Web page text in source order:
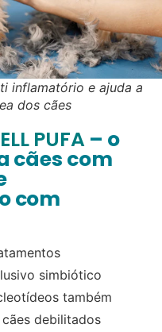
inflamatório e ajuda a
dos cães
PUFA– o
cães com
com
simbiótico
também
debilitados